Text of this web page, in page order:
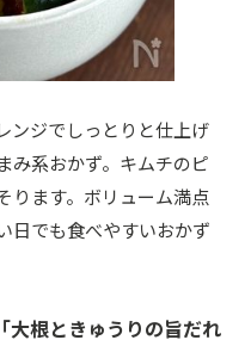
ンジでしっとりと仕上げ
み系おかず。キムチのピ
ります。ボリューム満点
日でも食べやすいおかず
根ときゅうりの旨だれ